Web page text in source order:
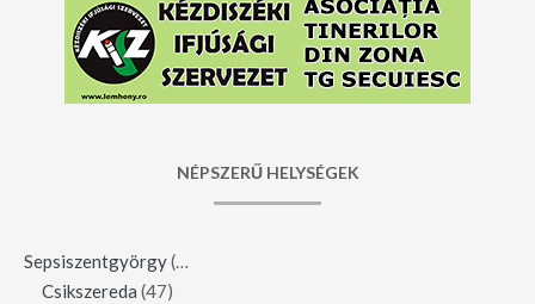
NÉPSZERŰ HELYSÉGEK
Sepsiszentgyörgy(123)
Csikszereda (47)